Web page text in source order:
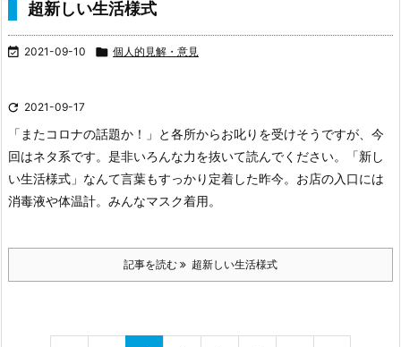
超新しい生活様式
 2021-09-10  個人的見解・意見
 2021-09-17
「またコロナの話題か！」と各所からお叱りを受けそうですが、今
回はネタ系です。是非いろんな力を抜いて読んでください。
「新し
い生活様式」なんて言葉もすっかり定着した昨今。お店の入口には
消毒液や体温計。みんなマスク着用。
記事を読む 超新しい生活様式